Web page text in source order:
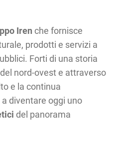
Iren che fornisce
prodotti e servizi a
Forti di una storia
nord-ovest e attraverso
e la continua
diventare oggi uno
del panorama